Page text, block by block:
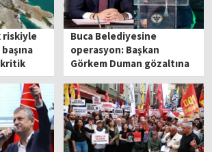
riskiyle
kritik
Buca Belediyesine
operasyon: Başkan
Görkem Duman gözaltına
alındı